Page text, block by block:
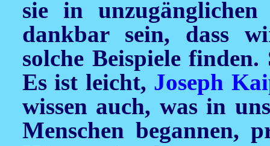
sie in
dankbar sein, dass
solche Beispiele
Es ist leicht, Joseph
wissen auch, was in
Menschen begannen,